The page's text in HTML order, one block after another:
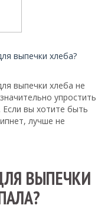
выпечки хлеба?
выпечки хлеба не
упростить
Если вы хотите быть
лучше не
ВЫПЕЧКИ